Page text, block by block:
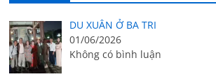
DU XUÂN Ở BA TRI
01/06/2026
Không có bình luận